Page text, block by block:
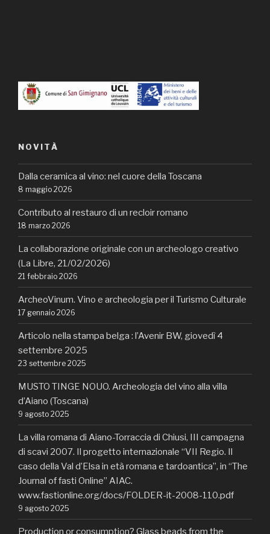
NOVITÀ
Dalla ceramica al vino: nel cuore della Toscana
8 maggio 2026
Contributo al restauro di un recloir romano
18 marzo 2026
La collaborazione originale con un archeologo creativo
(La Libre, 21/02/2026)
21 febbraio 2026
ArcheoVinum. Vino e archeologia per il Turismo Culturale
17 gennaio 2026
Articolo nella stampa belga : l’Avenir BW, giovedì 4
settembre 2025
23 settembre 2025
MUSTO TINGE NOUO. Archeologia del vino alla villa
d’Aiano (Toscana)
9 agosto 2025
La villa romana di Aiano-Torraccia di Chiusi, III campagna
di scavi 2007. Il progetto internazionale “VII Regio. Il
caso della Val d’Elsa in età romana e tardoantica”, in “The
Journal of fasti Online” AIAC.
www.fastionline.org/docs/FOLDER-it-2008-110.pdf
9 agosto 2025
Production or consumption? Glass beads from the